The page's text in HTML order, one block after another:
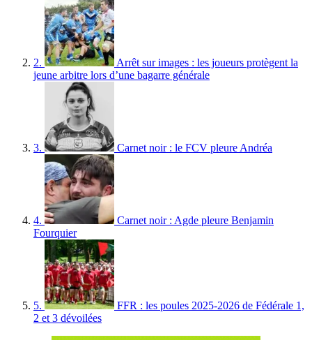
2.
Arrêt sur images : les joueurs protègent la
jeune arbitre lors d’une bagarre générale
3. Carnet noir : le FCV pleure Andréa
4.
Carnet noir : Agde pleure Benjamin
Fourquier
5.
FFR : les poules 2025-2026 de Fédérale 1,
2 et 3 dévoilées